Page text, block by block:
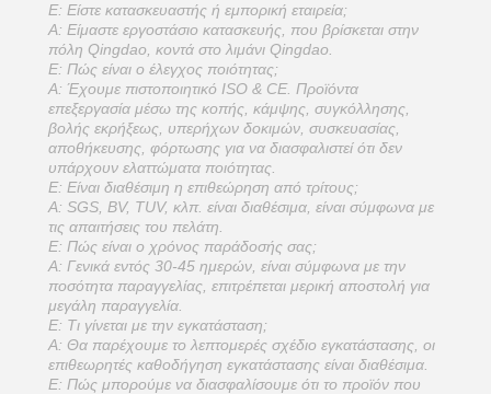
Ε: Είστε κατασκευαστής ή εμπορική εταιρεία;
Α: Είμαστε εργοστάσιο κατασκευής, που βρίσκεται στην
πόλη Qingdao, κοντά στο λιμάνι Qingdao.
Ε: Πώς είναι ο έλεγχος ποιότητας;
Α: Έχουμε πιστοποιητικό ISO & CE. Προϊόντα
επεξεργασία μέσω της κοπής, κάμψης, συγκόλλησης,
βολής εκρήξεως, υπερήχων δοκιμών, συσκευασίας,
αποθήκευσης, φόρτωσης για να διασφαλιστεί ότι δεν
υπάρχουν ελαττώματα ποιότητας.
Ε: Είναι διαθέσιμη η επιθεώρηση από τρίτους;
Α: SGS, BV, TUV, κλπ. είναι διαθέσιμα, είναι σύμφωνα με
τις απαιτήσεις του πελάτη.
Ε: Πώς είναι ο χρόνος παράδοσής σας;
Α: Γενικά εντός 30-45 ημερών, είναι σύμφωνα με την
ποσότητα παραγγελίας, επιτρέπεται μερική αποστολή για
μεγάλη παραγγελία.
Ε: Τι γίνεται με την εγκατάσταση;
Α: Θα παρέχουμε το λεπτομερές σχέδιο εγκατάστασης, οι
επιθεωρητές καθοδήγηση εγκατάστασης είναι διαθέσιμα.
Ε: Πώς μπορούμε να διασφαλίσουμε ότι το προϊόν που